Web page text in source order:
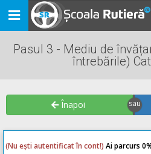
Toggle
navigation
Pasul 3 - Mediu de
întrebările)
Înapoi
(Nu ești autentificat în cont!) Ai parcurs 0